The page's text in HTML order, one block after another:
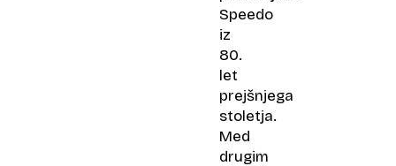
Speedo
iz
80.
let
prejšnjega
stoletja.
Med
drugim